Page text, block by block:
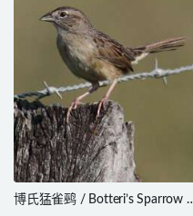
博氏猛雀鹀 / Botteri’s Sparrow /